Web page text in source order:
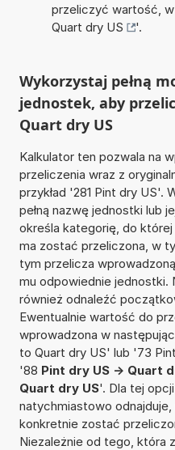
przeliczyć wartość,
Quart dry US
'.
Wykorzystaj pełną
jednostek, aby
Quart dry US
Kalkulator ten pozwala na
przeliczenia wraz z
przykład '281 Pint dry US'.
pełną nazwę jednostki lub
określa kategorię, do
ma zostać przeliczona, w
tym przelicza
mu odpowiednie jednostki.
również odnaleźć
Ewentualnie wartość do
wprowadzona w
to Quart dry US' lub '73
'88 Pint dry US -> Quart
Quart dry US'. Dla tej
natychmiastowo
konkretnie zostać
Niezależnie od tego, która